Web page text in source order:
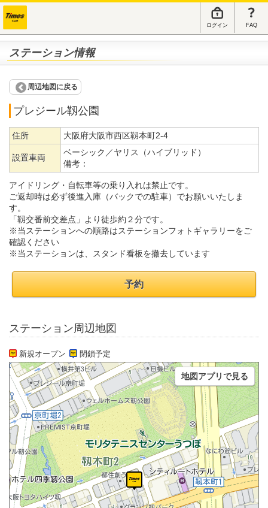
ログイン FAQ
ステーション情報
周辺地図に戻る
プレジール靱公園
住所 大阪府大阪市西区靱本町2-4
設置車両
ベーシック／ヤリス（ハイブリッド）
備考：
アイドリング・自転車等の乗り入れは禁止です。
ご返却時は必ず後進入庫（バックでの駐車）でお願いいたしま
す。
「靱交番前交差点」より徒歩約２分です。
※当ステーションへの順路はステーションフォトギャラリーをご
確認ください
※当ステーションは、スタンド看板を撤去しています
予約
ステーション周辺地図
新規オープン 閉鎖予定
地図アプリで見る